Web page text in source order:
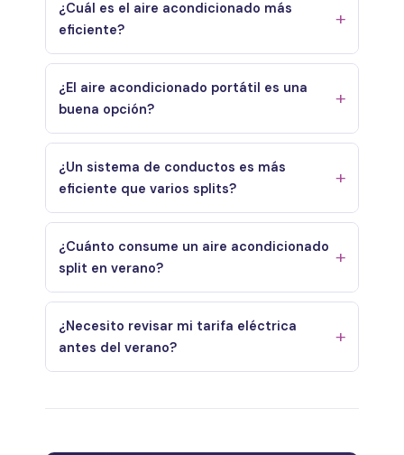
¿Cuál es el aire acondicionado más
eficiente?
¿El aire acondicionado portátil es una
buena opción?
¿Un sistema de conductos es más
eficiente que varios splits?
¿Cuánto consume un aire acondicionado
split en verano?
¿Necesito revisar mi tarifa eléctrica
antes del verano?